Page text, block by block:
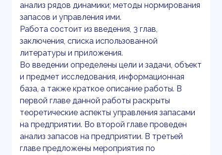
анализ рядов динамики; методы нормирования
запасов и управления ими.
Работа состоит из введения, 3 глав,
заключения, списка использованной
литературы и приложения.
Во введении определены цели и задачи, объект
и предмет исследования, информационная
база, а также краткое описание работы. В
первой главе данной работы раскрыты
теоретические аспекты управления запасами
на предприятии. Во второй главе проведен
анализ запасов на предприятии. В третьей
главе предложены мероприятия по